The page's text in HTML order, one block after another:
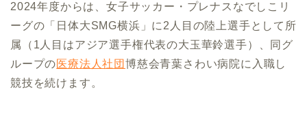
2024年度からは、女子サッカー・プレナスなでしこリ
ーグの「日体大SMG横浜」に2人目の陸上選手として所
属（1人目はアジア選手権代表の大玉華鈴選手）、同グ
ループの医療法人社団博慈会青葉さわい病院に入職し
競技を続けます。